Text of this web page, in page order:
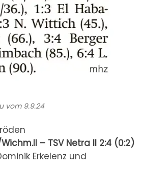
vom 9.9.24
– TSV Netra II 2:4 (0:2)
Erkelenz und